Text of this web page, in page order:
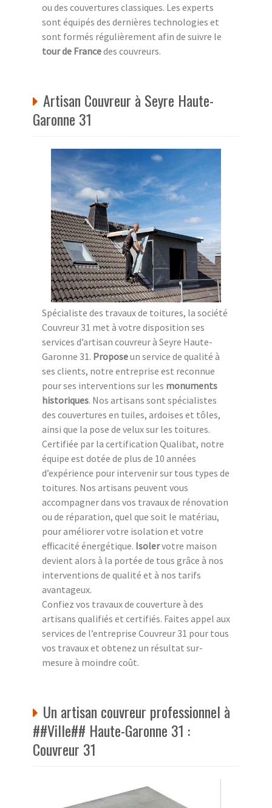
ou des couvertures classiques. Les experts
sont équipés des dernières technologies et
sont formés régulièrement afin de suivre le
tour de Francedes couvreurs.
Artisan Couvreur à Seyre Haute-
Garonne 31
Spécialiste des travaux de toitures, la société
Couvreur 31 met à votre disposition ses
services d’artisan couvreur à Seyre Haute-
Garonne 31. Proposeun service de qualité à
ses clients, notre entreprise est reconnue
pour ses interventions sur les monuments
historiques. Nos artisans sont spécialistes
des couvertures en tuiles, ardoises et tôles,
ainsi que la pose de velux sur les toitures.
Certifiée par la certification Qualibat, notre
équipe est dotée de plus de 10 années
d’expérience pour intervenir sur tous types de
toitures. Nos artisans peuvent vous
accompagner dans vos travaux de rénovation
ou de réparation, quel que soit le matériau,
pour améliorer votre isolation et votre
efficacité énergétique. Isolervotre maison
devient alors à la portée de tous grâce à nos
interventions de qualité et à nos tarifs
avantageux.
Confiez vos travaux de couverture à des
artisans qualifiés et certifiés. Faites appel aux
services de l’entreprise Couvreur 31 pour tous
vos travaux et obtenez un résultat sur-
mesure à moindre coût.
Un artisan couvreur professionnel à
##Ville## Haute-Garonne 31 :
Couvreur 31